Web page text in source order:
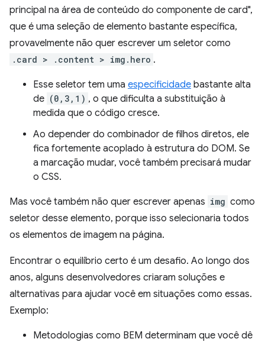
principal na área de conteúdo do componente de card",
que é uma seleção de elemento bastante específica,
provavelmente não quer escrever um seletor como
.card > .content > img.hero .
Esse seletor tem uma especificidade bastante alta
de (0,3,1) , o que dificulta a substituição à
medida que o código cresce.
Ao depender do combinador de filhos diretos, ele
fica fortemente acoplado à estrutura do DOM. Se
a marcação mudar, você também precisará mudar
o CSS.
Mas você também não quer escrever apenas img como
seletor desse elemento, porque isso selecionaria todos
os elementos de imagem na página.
Encontrar o equilíbrio certo é um desafio. Ao longo dos
anos, alguns desenvolvedores criaram soluções e
alternativas para ajudar você em situações como essas.
Exemplo:
Metodologias como BEM determinam que você dê